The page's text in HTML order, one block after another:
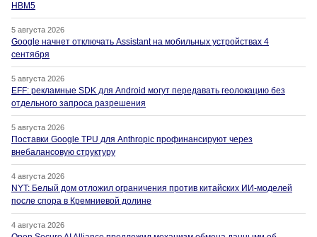
HBM5
5 августа 2026
Google начнет отключать Assistant на мобильных устройствах 4
сентября
5 августа 2026
EFF: рекламные SDK для Android могут передавать геолокацию без
отдельного запроса разрешения
5 августа 2026
Поставки Google TPU для Anthropic профинансируют через
внебалансовую структуру
4 августа 2026
NYT: Белый дом отложил ограничения против китайских ИИ-моделей
после спора в Кремниевой долине
4 августа 2026